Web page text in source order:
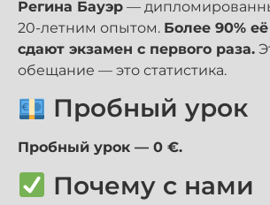
Регина Бауэр —
20-летним опытом. Более 90%
сдают экзамен с первого раза.
обещание — это статистика.
Пробный урок
Пробный урок — 0 €.
Почему с нами